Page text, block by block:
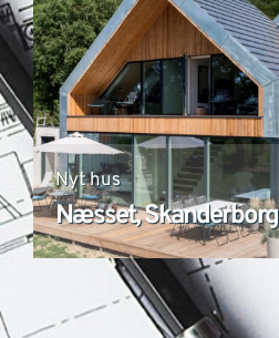
Nyt hus
Næsset, Skanderborg